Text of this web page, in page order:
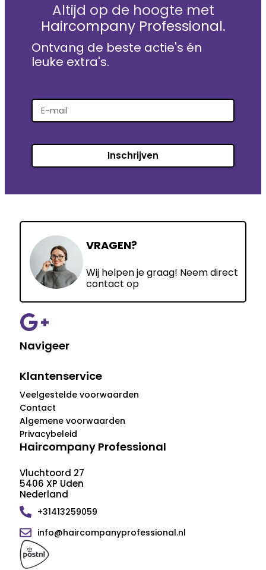
Altijd op de hoogte met
Haircompany Professional.
Ontvang de beste actie's én
leuke extra's.
Inschrijven
VRAGEN?
Wij helpen je graag! Neem direct
contact op
Navigeer
Klantenservice
Veelgestelde voorwaarden
Contact
Algemene voorwaarden
Privacybeleid
Haircompany Professional
Vluchtoord 27
5406 XP Uden
Nederland
+31413259059
info@haircompanyprofessional.nl